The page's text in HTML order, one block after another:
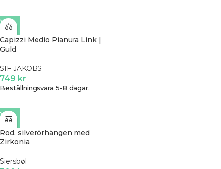
Capizzi Medio Pianura Link |
Guld
SIF JAKOBS
749 kr
Beställningsvara 5-8 dagar.
Rod. silverörhängen med
Zirkonia
Siersbøl